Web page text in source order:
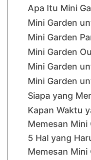
Apa Itu Mini
Mini Garden
Mini Garden
Mini Garden
Mini Garden
Mini Garden
Siapa yang
Kapan Waktu
Memesan Mini
5 Hal yang
Memesan Mini